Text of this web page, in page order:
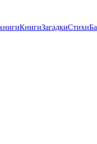
КнигиЗагадкиСтихи